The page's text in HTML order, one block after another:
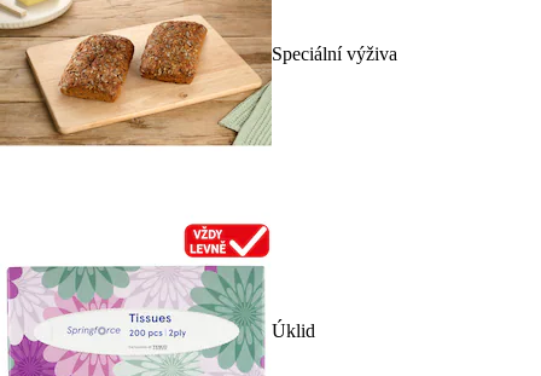
Speciální výživa
Úklid